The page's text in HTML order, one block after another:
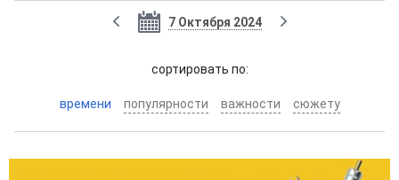
7 Октября 2024
cортировать по:
времени популярности важности сюжету